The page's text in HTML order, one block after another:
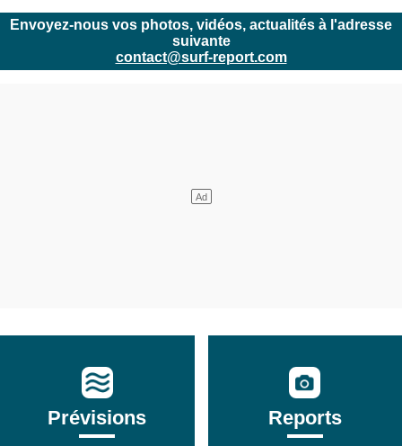
Envoyez-nous vos photos, vidéos, actualités à l'adresse
suivante
contact@surf-report.com
Prévisions Reports